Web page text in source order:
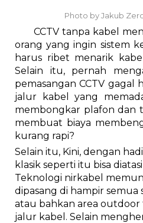
Photo by Jakub
CCTV tanpa kabel
orang yang ingin sistem
harus ribet menarik
Selain itu, pernah
pemasangan CCTV gagal
jalur kabel yang
membongkar plafon dan
membuat biaya
kurang rapi?
Selain itu, Kini, dengan
klasik seperti itu bisa
Teknologi nirkabel
dipasang di hampir
atau bahkan area outdoor
jalur kabel. Selain